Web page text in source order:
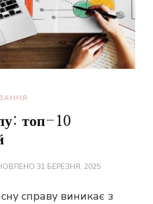
топ-10
31 БЕРЕЗНЯ, 2025
справу виникає з